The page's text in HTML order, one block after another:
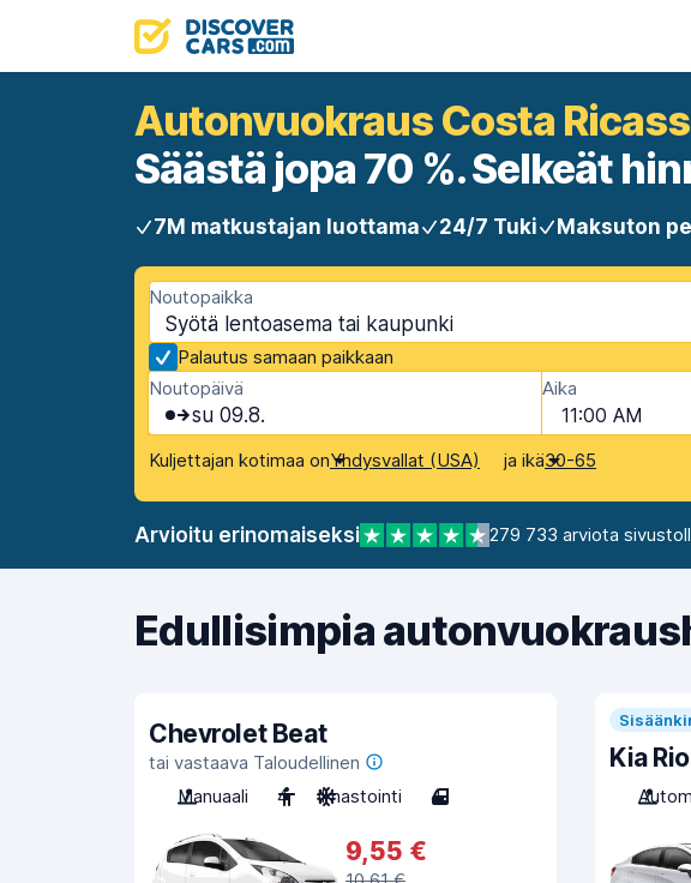
Autonvuokraus Costa
Säästä jopa 70 %. Selkeät
7M matkustajan luottama 24/7 Tuki Maksuton
Noutopaikka
Palautus samaan paikkaan
Noutopäivä
su 09.8.
Aika
11:00 AM
Kuljettajan kotimaa onYhdysvallat (USA) ja ikä30-65
Arvioitu erinomaiseksi 279 733 arviota
Edullisimpia
Chevrolet Beat
tai vastaava Taloudellinen
Manuaali
4 Ilmastointi 4
9,55 €
Kia